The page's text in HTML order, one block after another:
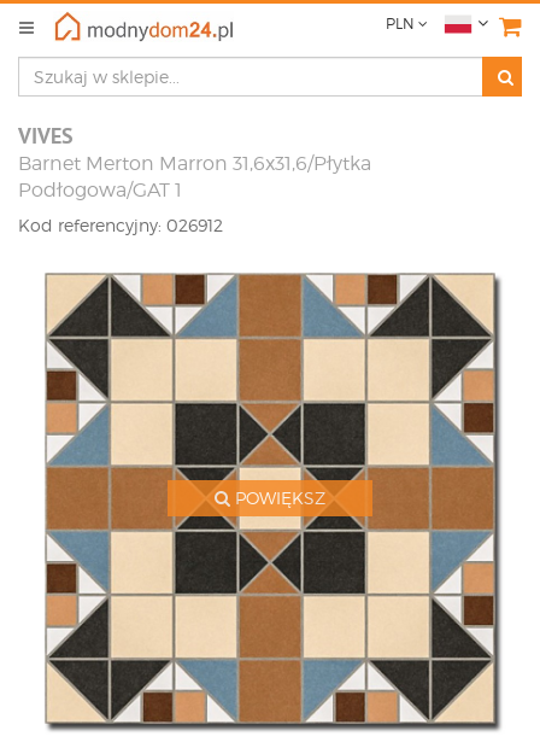
PLN
VIVES
Barnet Merton Marron 31,6x31,6/Płytka
Podłogowa/GAT 1
Kod referencyjny: 026912
POWIĘKSZ